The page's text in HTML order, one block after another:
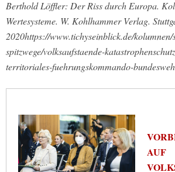
Berthold Löffler: Der Riss durch Europa.
Wertesysteme. W. Kohlhammer Verlag.
2020https://www.tichyseinblick.de/kolumnen/
spitzwege/volksaufstaende-
territoriales-fuehrungskommando-
AUF